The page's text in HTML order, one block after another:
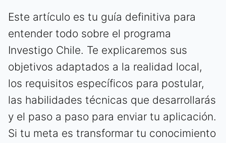
Este artículo es tu guía definitiva para
entender todo sobre el programa
Investigo Chile. Te explicaremos sus
objetivos adaptados a la realidad local,
los requisitos específicos para postular,
las habilidades técnicas que desarrollarás
y el paso a paso para enviar tu aplicación.
Si tu meta es transformar tu conocimiento